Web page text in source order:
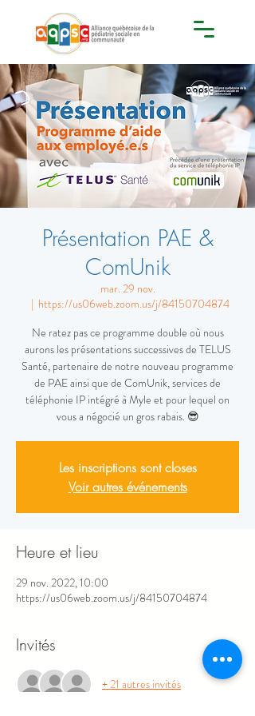
Présentation PAE &
ComUnik
mar. 29 nov.
  |
https://us06web.zoom.us/j/84150704874
Ne ratez pas ce programme double où nous
aurons les présentations successives de TELUS
Santé, partenaire de notre nouveau programme
de PAE ainsi que de ComUnik, services de
téléphonie IP intégré à Myle et pour lequel on
vous a négocié un gros rabais. 😎
Les inscriptions sont closes
Voir autres événements
Heure et lieu
29 nov. 2022, 10:00
https://us06web.zoom.us/j/84150704874
Invités
+ 21 autres invités